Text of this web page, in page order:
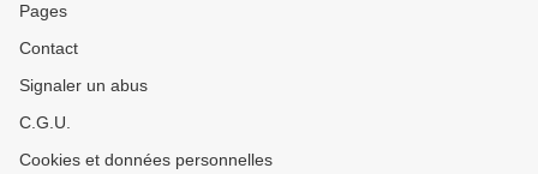
Pages
Contact
Signaler un abus
C.G.U.
Cookies et données personnelles